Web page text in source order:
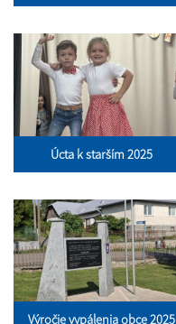
Úcta k starším 2025
Výročie vypálenia obce 2025